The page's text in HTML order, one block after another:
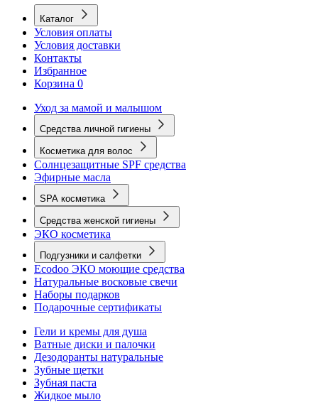
Каталог
Условия оплаты
Условия доставки
Контакты
Избранное
Корзина 0
Уход за мамой и малышом
Средства личной гигиены
Косметика для волос
Солнцезащитные SPF средства
Эфирные масла
SPA косметика
Средства женской гигиены
ЭКО косметика
Подгузники и салфетки
Ecodoo ЭКО моющие средства
Натуральные восковые свечи
Наборы подарков
Подарочные сертификаты
Гели и кремы для душа
Ватные диски и палочки
Дезодоранты натуральные
Зубные щетки
Зубная паста
Жидкое мыло